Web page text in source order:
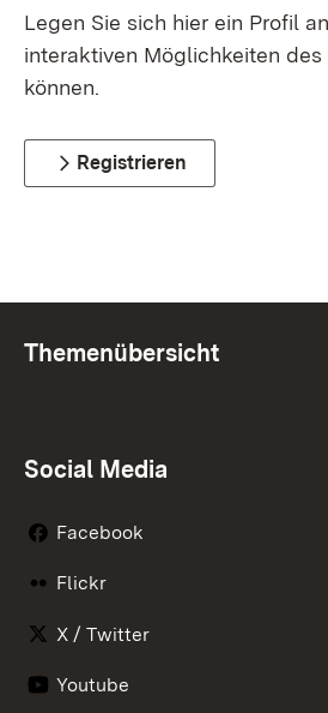
Legen Sie sich hier ein Profil
interaktiven Möglichkeiten des
können.
Registrieren
Themenübersicht
Social Media
Facebook
Flickr
X / Twitter
Youtube